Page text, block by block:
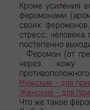
Кроме усиления
феромонами
своих
стресс,
постепенно
Феромон (от
через кожу
Мужские - для
Женские - для
Что же такое